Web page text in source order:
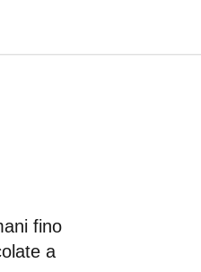
fino
a